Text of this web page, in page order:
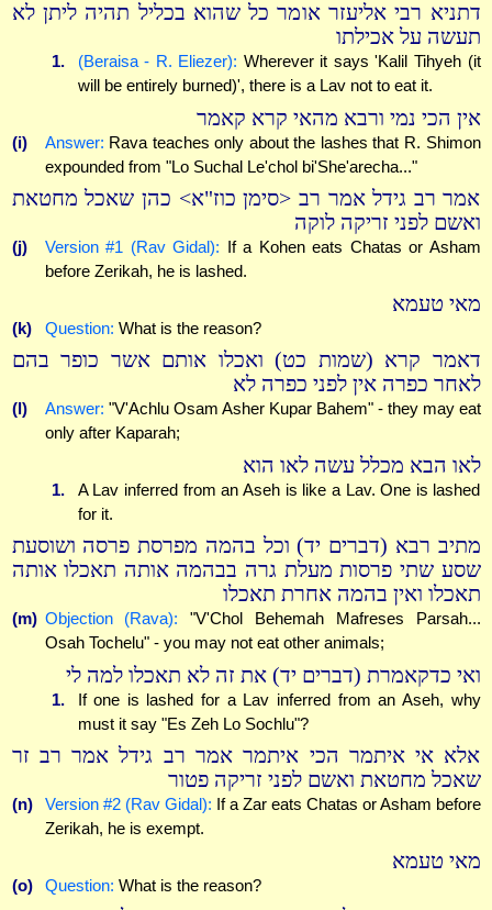
דתניא רבי אליעזר אומר כל שהוא בכליל תהיה ליתן לא
תעשה על אכילתו
1. (Beraisa - R. Eliezer): Wherever it says 'Kalil Tihyeh (it
will be entirely burned)', there is a Lav not to eat it.
אין הכי נמי ורבא מהאי קרא קאמר
(i) Answer: Rava teaches only about the lashes that R. Shimon
expounded from "Lo Suchal Le'chol bi'She'arecha..."
אמר רב גידל אמר רב <סימן כוז"א> כהן שאכל מחטאת
ואשם לפני זריקה לוקה
(j) Version #1 (Rav Gidal): If a Kohen eats Chatas or Asham
before Zerikah, he is lashed.
מאי טעמא
(k) Question: What is the reason?
דאמר קרא (שמות כט) ואכלו אותם אשר כופר בהם
לאחר כפרה אין לפני כפרה לא
(l) Answer: "V'Achlu Osam Asher Kupar Bahem" - they may eat
only after Kaparah;
לאו הבא מכלל עשה לאו הוא
1.
A Lav inferred from an Aseh is like a Lav. One is lashed
for it.
מתיב רבא (דברים יד) וכל בהמה מפרסת פרסה ושוסעת
שסע שתי פרסות מעלת גרה בבהמה אותה תאכלו אותה
תאכלו ואין בהמה אחרת תאכלו
(m) Objection (Rava): "V'Chol Behemah Mafreses Parsah...
Osah Tochelu" - you may not eat other animals;
ואי כדקאמרת (דברים יד) את זה לא תאכלו למה לי
1.
If one is lashed for a Lav inferred from an Aseh, why
must it say "Es Zeh Lo Sochlu"?
אלא אי איתמר הכי איתמר אמר רב גידל אמר רב זר
שאכל מחטאת ואשם לפני זריקה פטור
(n) Version #2 (Rav Gidal): If a Zar eats Chatas or Asham before
Zerikah, he is exempt.
מאי טעמא
(o) Question: What is the reason?